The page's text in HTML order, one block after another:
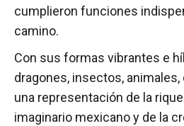
cumplieron funciones
camino.
Con sus formas vibrantes e
dragones, insectos,
una representación de la
imaginario mexicano y de la